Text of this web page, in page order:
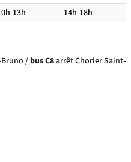
13h 14h-18h
/bus C8arrêt Chorier Saint-